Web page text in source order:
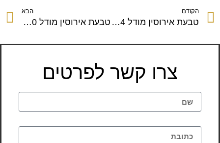
הקודם
טבעת אירוסין מודל 1024
הבא
טבעת אירוסין מודל 1030
צרו קשר לפרטים